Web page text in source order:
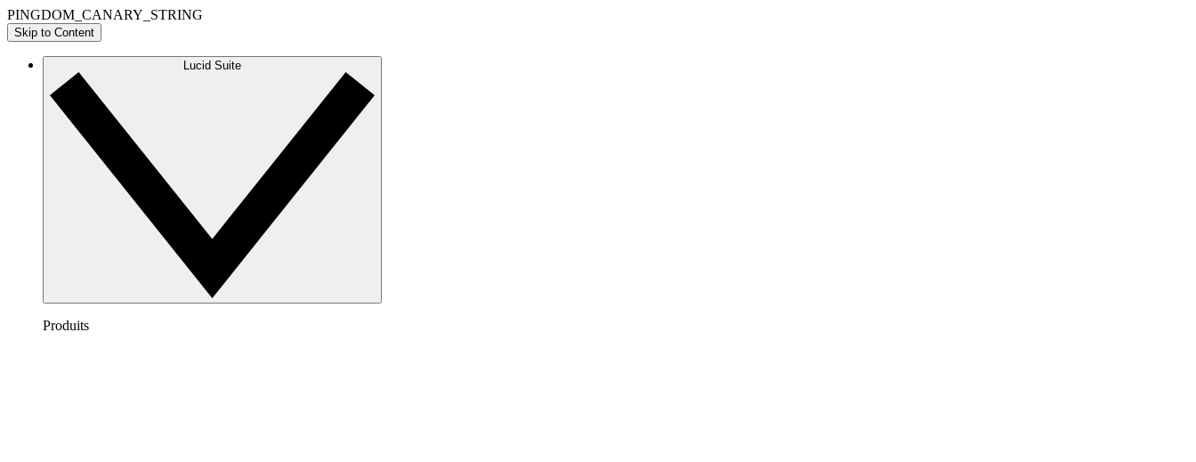
PINGDOM_CANARY_STRING
Skip to Content
Lucid Suite
Produits